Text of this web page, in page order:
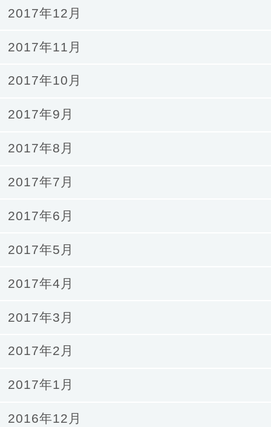
2017年12月
2017年11月
2017年10月
2017年9月
2017年8月
2017年7月
2017年6月
2017年5月
2017年4月
2017年3月
2017年2月
2017年1月
2016年12月